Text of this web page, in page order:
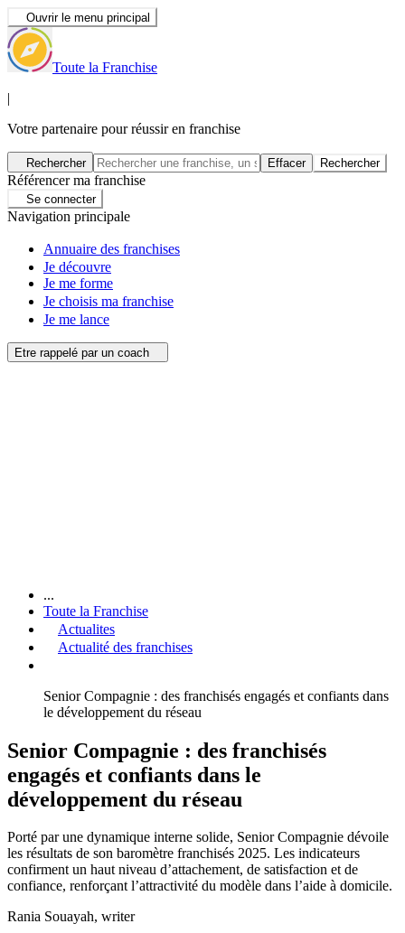
Ouvrir le menu principal
Toute la Franchise
|
Votre partenaire pour réussir en franchise
Rechercher Effacer Rechercher
Référencer ma franchise
Se connecter
Navigation principale
Annuaire des franchises
Je découvre
Je me forme
Je choisis ma franchise
Je me lance
Etre rappelé par un coach
...
Toute la Franchise
Actualites
Actualité des franchises
Senior Compagnie : des franchisés engagés et confiants dans
le développement du réseau
Senior Compagnie : des franchisés
engagés et confiants dans le
développement du réseau
Porté par une dynamique interne solide, Senior Compagnie dévoile
les résultats de son baromètre franchisés 2025. Les indicateurs
confirment un haut niveau d’attachement, de satisfaction et de
confiance, renforçant l’attractivité du modèle dans l’aide à domicile.
Rania Souayah, writer